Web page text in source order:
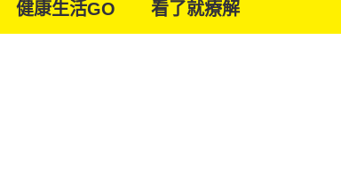
健康生活GO 看了就療解